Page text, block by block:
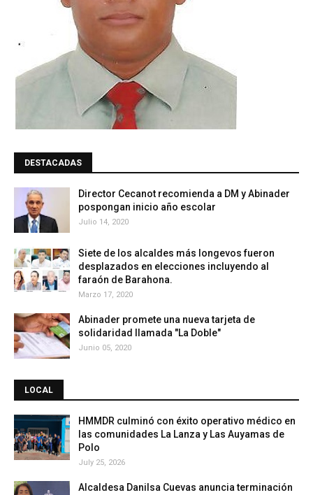
DESTACADAS
Director Cecanot recomienda a DM y Abinader
pospongan inicio año escolar
Julio 14, 2020
Siete de los alcaldes más longevos fueron
desplazados en elecciones incluyendo al
faraón de Barahona.
Marzo 17, 2020
Abinader promete una nueva tarjeta de
solidaridad llamada "La Doble"
Junio 05, 2020
LOCAL
HMMDR culminó con éxito operativo médico en
las comunidades La Lanza y Las Auyamas de
Polo
July 25, 2026
Alcaldesa Danilsa Cuevas anuncia terminación